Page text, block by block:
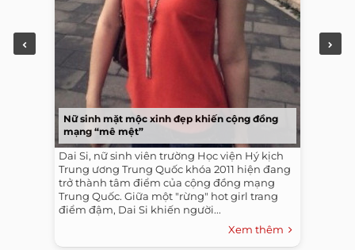
Nữ sinh mặt mộc xinh đẹp khiến cộng đồng
mạng “mê mệt”
Dai Si, nữ sinh viên trường Học viện Hý kịch
Trung ương Trung Quốc khóa 2011 hiện đang
trở thành tâm điểm của cộng đồng mạng
Trung Quốc. Giữa một "rừng" hot girl trang
điểm đậm, Dai Si khiến người...
Xem thêm